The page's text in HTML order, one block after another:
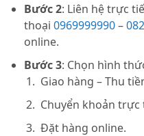
Bước 2: Liên hệ trực
thoại 0969999990–
online.
Bước 3: Chọn hình
Giao hàng – Thu
Chuyển khoản trực
Đặt hàng online.